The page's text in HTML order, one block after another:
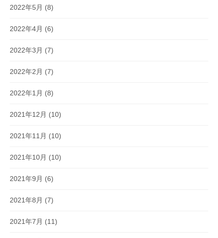
2022年5月 (8)
2022年4月 (6)
2022年3月 (7)
2022年2月 (7)
2022年1月 (8)
2021年12月 (10)
2021年11月 (10)
2021年10月 (10)
2021年9月 (6)
2021年8月 (7)
2021年7月 (11)